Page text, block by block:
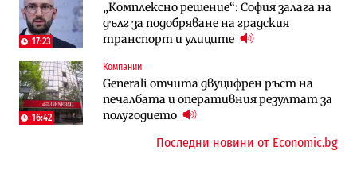
17:23
„Комплексно решение“: София залага на
дълг за подобряване на градския
транспорт и улиците
16:42
Компании
Generali отчита двуцифрен ръст на
печалбата и оперативния резултат за
полугодието
АЕЦ „Козлодуй“ ще работи само още
няколко седмици, ако сушата продължи
Digi&AI
Трафикът толкова е намалял, че големи
медии обмислят да се откажат
напълно от Google
10:12
Държавният ТЕЦ „Марица изток 2“
работи с 5 блока
Компании
„Ендуросат“ ще строи огромен
космически и отбранителен център в
Доброславци
Последни новини от Economic.bg